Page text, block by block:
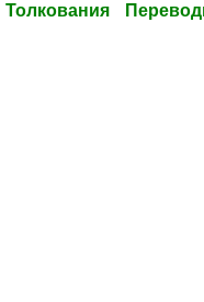
Толкования